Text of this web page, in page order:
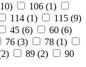
10) 106 (1)
114 (1) 115 (9)
45 (6) 60 (6)
76 (3) 78 (1)
2) 89 (2)
90